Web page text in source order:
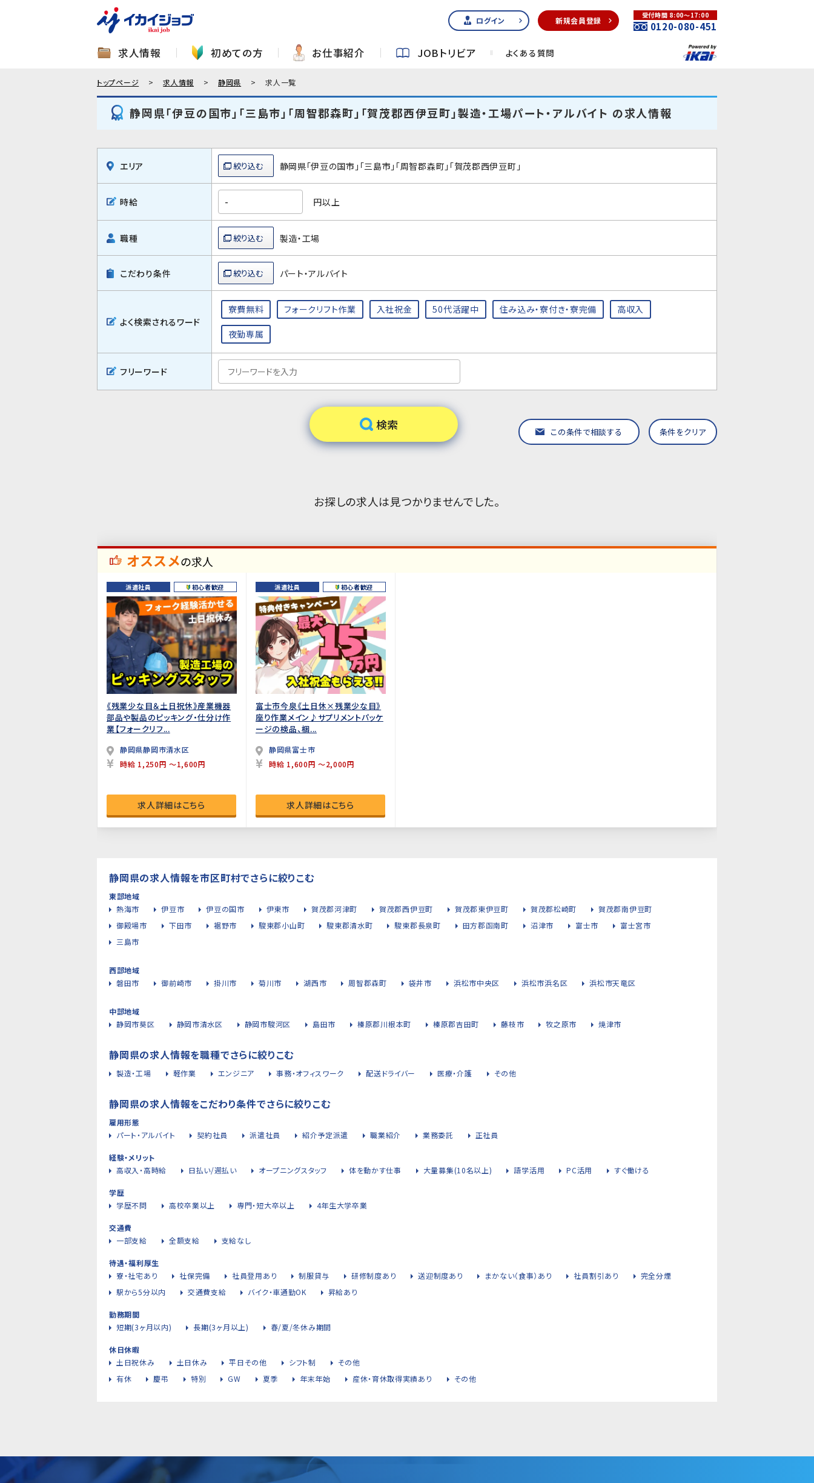
ログイン 新規会員登録
受付時間 8:00～17:00
0120-080-451
求人情報 初めての方 お仕事紹介 JOBトリビア よくある質問
トップページ 求人情報 静岡県 求人一覧
静岡県「伊豆の国市」「三島市」「周智郡森町」「賀茂郡西伊豆町」製造・工場パート・アルバイト の求人情報
エリア 静岡県「伊豆の国市」「三島市」「周智郡森町」「賀茂郡西伊豆町」
時給 円以上
職種 製造・工場
こだわり条件 パート・アルバイト
よく検索されるワード
寮費無料 フォークリフト作業 入社祝金 50代活躍中 住み込み・寮付き・寮完備 高収入
夜勤専属
フリーワード
この条件で相談する 条件をクリア
お探しの求人は見つかりませんでした。
オススメの求人
派遣社員 初心者歓迎
《残業少な目＆土日祝休》産業機器
部品や製品のピッキング・仕分け作
業【フォークリフ...
静岡県静岡市清水区
時給 1,250円 ～1,600円
求人詳細はこちら
派遣社員 初心者歓迎
富士市今泉《土日休×残業少な目》
座り作業メイン♪サプリメントパッケ
ージの検品、梱...
静岡県富士市
時給 1,600円 ～2,000円
求人詳細はこちら
静岡県の求人情報を市区町村でさらに絞りこむ
東部地域
熱海市
伊豆市 伊豆の国市 伊東市 賀茂郡河津町 賀茂郡西伊豆町 賀茂郡東伊豆町 賀茂郡松崎町
賀茂郡南伊豆町
御殿場市
下田市 裾野市 駿東郡小山町 駿東郡清水町 駿東郡長泉町 田方郡函南町 沼津市 富士市
富士宮市
三島市
西部地域
磐田市
御前崎市 掛川市 菊川市 湖西市 周智郡森町 袋井市 浜松市中央区 浜松市浜名区 浜松市天竜区
中部地域
静岡市葵区
静岡市清水区 静岡市駿河区 島田市 榛原郡川根本町 榛原郡吉田町 藤枝市 牧之原市 焼津市
静岡県の求人情報を職種でさらに絞りこむ
製造・工場 軽作業 エンジニア 事務・オフィスワーク 配送ドライバー 医療・介護 その他
静岡県の求人情報をこだわり条件でさらに絞りこむ
雇用形態
パート・アルバイト
契約社員 派遣社員 紹介予定派遣 職業紹介 業務委託 正社員
経験・メリット
高収入・高時給
日払い/週払い オープニングスタッフ 体を動かす仕事 大量募集(10名以上) 語学活用 PC活用 すぐ働ける
学歴
学歴不問
高校卒業以上 専門・短大卒以上 4年生大学卒業
交通費
一部支給
全額支給 支給なし
待遇・福利厚生
寮・社宅あり
社保完備 社員登用あり 制服貸与 研修制度あり 送迎制度あり まかない（食事）あり 社員割引あり
完全分煙
駅から5分以内
交通費支給 バイク・車通勤OK 昇給あり
勤務期間
短期(3ヶ月以内)
長期(3ヶ月以上) 春/夏/冬休み期間
休日休暇
土日祝休み
土日休み 平日その他 シフト制
その他
有休
慶弔 特別 GW 夏季 年末年始 産休・育休取得実績あり その他